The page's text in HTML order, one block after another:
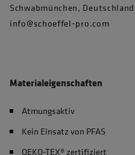
Schwabmünchen, Deutschland
info@schoeffel-pro.com
Materialeigenschaften
Atmungsaktiv
Kein Einsatz von PFAS
OEKO-TEX® zertifiziert